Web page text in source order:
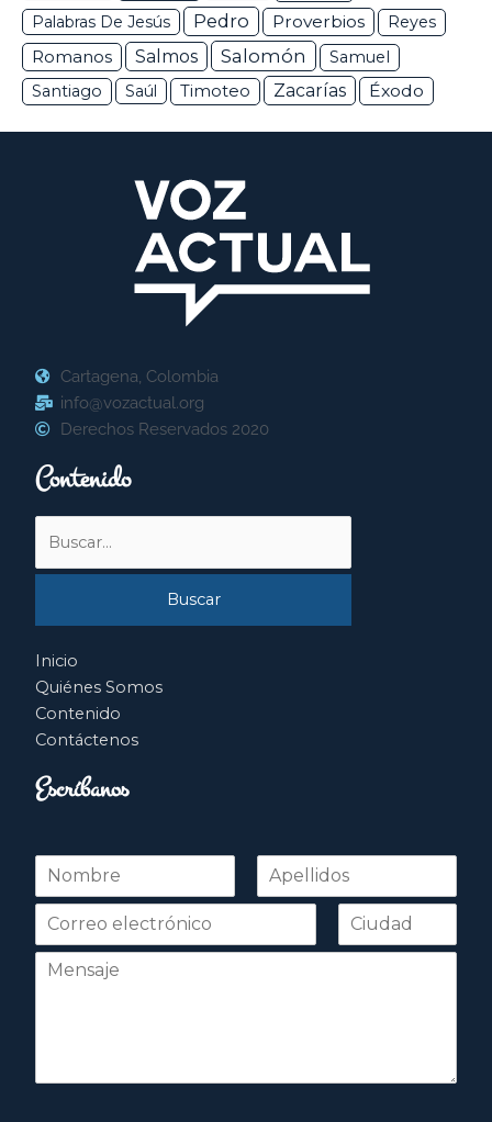
Palabras De Jesús Pedro Proverbios Reyes
Romanos Salmos Salomón
Samuel
Santiago
Saúl Timoteo Zacarías Éxodo
Cartagena, Colombia
info@vozactual.org
Derechos Reservados 2020
Contenido
por:
Inicio
Quiénes Somos
Contenido
Contáctenos
Escríbanos
N
m
r
Nombre Apellidos